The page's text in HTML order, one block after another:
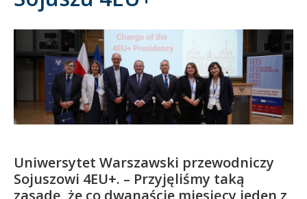
Absolwent
Uniwersytet Warszawski przewodniczy
Sojuszowi 4EU+. – Przyjęliśmy taką
zasadę, że co dwanaście miesięcy jeden z